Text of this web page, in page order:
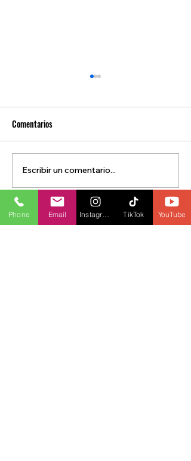
Dólar Canadiense en Caída,
Petróleo al Alza y KOSPI se
Desploma
Comentarios
Escribir un comentario...
Phone Email TikTok YouTube